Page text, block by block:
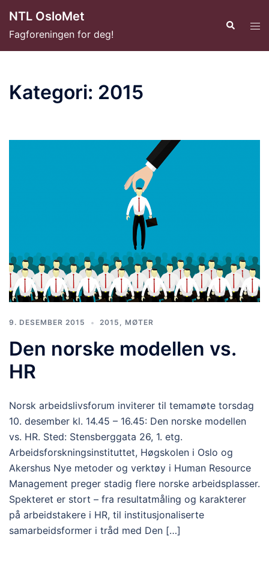
innhold
NTL OsloMet
Fagforeningen for deg!
Search
Kategori: 2015
9. DESEMBER 2015 2015 , MØTER
Den norske modellen vs.
HR
Norsk arbeidslivsforum inviterer til temamøte torsdag
10. desember kl. 14.45 – 16.45: Den norske modellen
vs. HR. Sted: Stensberggata 26, 1. etg.
Arbeidsforskningsinstituttet, Høgskolen i Oslo og
Akershus Nye metoder og verktøy i Human Resource
Management preger stadig flere norske arbeidsplasser.
Spekteret er stort – fra resultatmåling og karakterer
på arbeidstakere i HR, til institusjonaliserte
samarbeidsformer i tråd med Den […]